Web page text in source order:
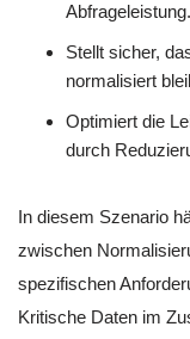
Abfrageleistung.
Stellt sicher,
normalisiert
Optimiert die
durch
In diesem Szenario
zwischen
spezifischen
Kritische Daten im